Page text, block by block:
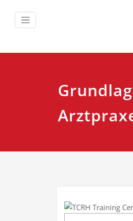
springen